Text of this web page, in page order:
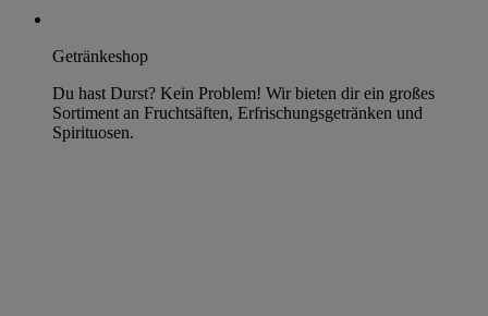
Getränkeshop
Du hast Durst? Kein Problem! Wir bieten dir ein großes
Sortiment an Fruchtsäften, Erfrischungsgetränken und
Spirituosen.